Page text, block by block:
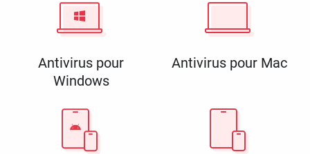
Antivirus pour
Windows
Antivirus pour Mac